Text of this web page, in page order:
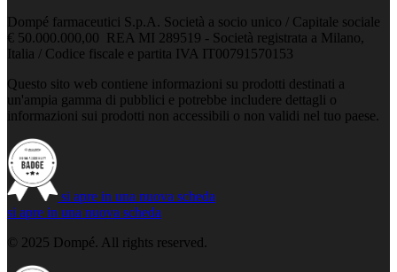
Dompé farmaceutici S.p.A. Società a socio unico / Capitale sociale
€ 50.000.000,00 REA MI 289519 - Società registrata a Milano,
Italia / Codice fiscale e partita IVA IT00791570153
Questo sito web contiene informazioni su prodotti destinati a
un'ampia gamma di pubblici e potrebbe includere dettagli o
informazioni sui prodotti non accessibili o non validi nel tuo paese.
si apre in una nuova scheda
si apre in una nuova scheda
© 2025 Dompé. All rights reserved.